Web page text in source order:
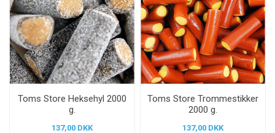
Toms Store Heksehyl 2000
g.
137,00 DKK
Toms Store Trommestikker
2000 g.
137,00 DKK